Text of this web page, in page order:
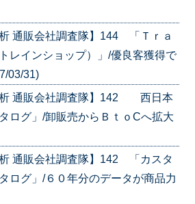
析 通販会社調査隊】144 「Ｔｒａ
レインショップ）」/優良客獲得で
03/31)
析 通販会社調査隊】142 西日本
ログ」/卸販売からＢｔｏCへ拡大
析 通販会社調査隊】142 「カスタ
ログ」/６０年分のデータが商品力